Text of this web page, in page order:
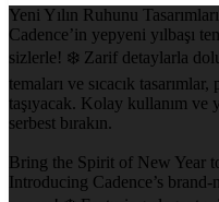
Yeni Yılın Ruhunu
Cadence’in yepyeni yılbaşı
sizlerle! ❄️ Zarif detaylarla dolu
temaları ve sıcacık
taşıyacak. Kolay kullanım ve
serbest bırakın.
Bring the Spirit of New Year
Introducing Cadence’s